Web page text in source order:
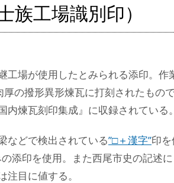
族工場識別印）
工場が使用したとみられる添印。
厚の撥形異形煉瓦に打刻されたもの
内煉瓦刻印集成』に収録されている
などで検出されている”□＋漢字”印
の添印を使用。また西尾市史の記述
目に値する。